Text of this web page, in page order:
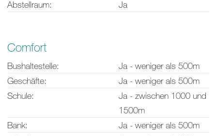
Abstellraum:
Ja
Comfort
Bushaltestelle:
Ja - weniger als 500m
Geschäfte:
Ja - weniger als 500m
Schule:
Ja - zwischen 1000 und
1500m
Bank:
Ja - weniger als 500m